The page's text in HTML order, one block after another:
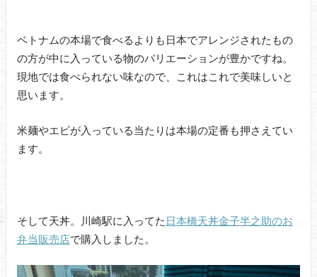
ベトナムの本場で食べるよりも日本でアレンジされたもの
の方が中に入っている物のバリエーションが豊かですね。
現地では食べられない味なので、これはこれで美味しいと
思います。
米麺やエビが入っている当たりは本場の定番も押さえてい
ます。
そして天丼。川崎駅に入ってた 日本橋天丼金子半之助のお
弁当販売店で購入しました。